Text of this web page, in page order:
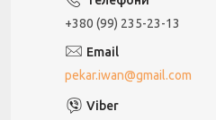
+380 (99) 235-23-13
pekar.iwan@gmail.com